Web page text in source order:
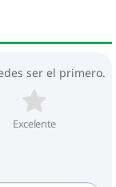
ser el primero.
Excelente